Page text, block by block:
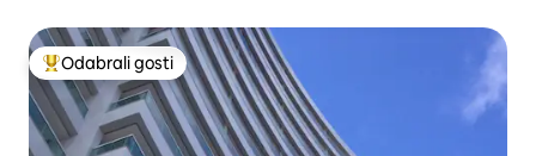
Među najviše rangiranima s oznakom „Odabrali gosti”
Odabrali gosti